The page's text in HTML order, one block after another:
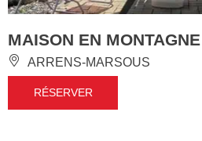
MAISON EN MONTAGNE
ARRENS-MARSOUS
RÉSERVER